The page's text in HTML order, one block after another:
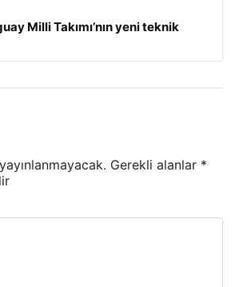
Milli Takımı’nın yeni teknik
Gerekli alanlar *